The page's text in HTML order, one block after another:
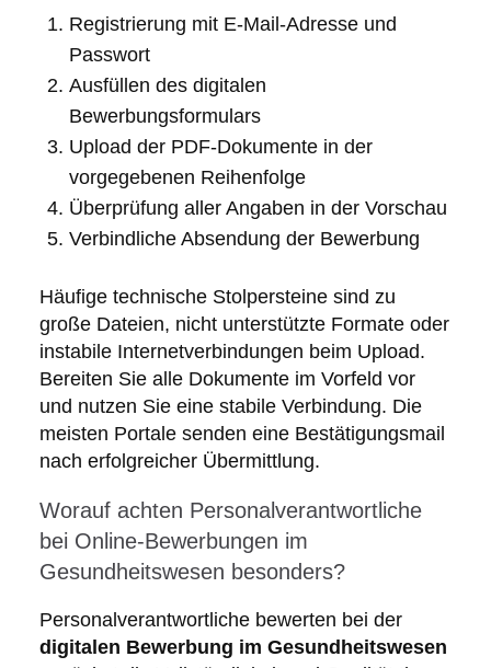
Registrierung mit E-Mail-Adresse und
Passwort
Ausfüllen des digitalen
Bewerbungsformulars
Upload der PDF-Dokumente in der
vorgegebenen Reihenfolge
Überprüfung aller Angaben in der Vorschau
Verbindliche Absendung der Bewerbung
Häufige technische Stolpersteine sind zu
große Dateien, nicht unterstützte Formate oder
instabile Internetverbindungen beim Upload.
Bereiten Sie alle Dokumente im Vorfeld vor
und nutzen Sie eine stabile Verbindung. Die
meisten Portale senden eine Bestätigungsmail
nach erfolgreicher Übermittlung.
Worauf achten Personalverantwortliche
bei Online-Bewerbungen im
Gesundheitswesen besonders?
Personalverantwortliche bewerten bei der
digitalen Bewerbung im Gesundheitswesen